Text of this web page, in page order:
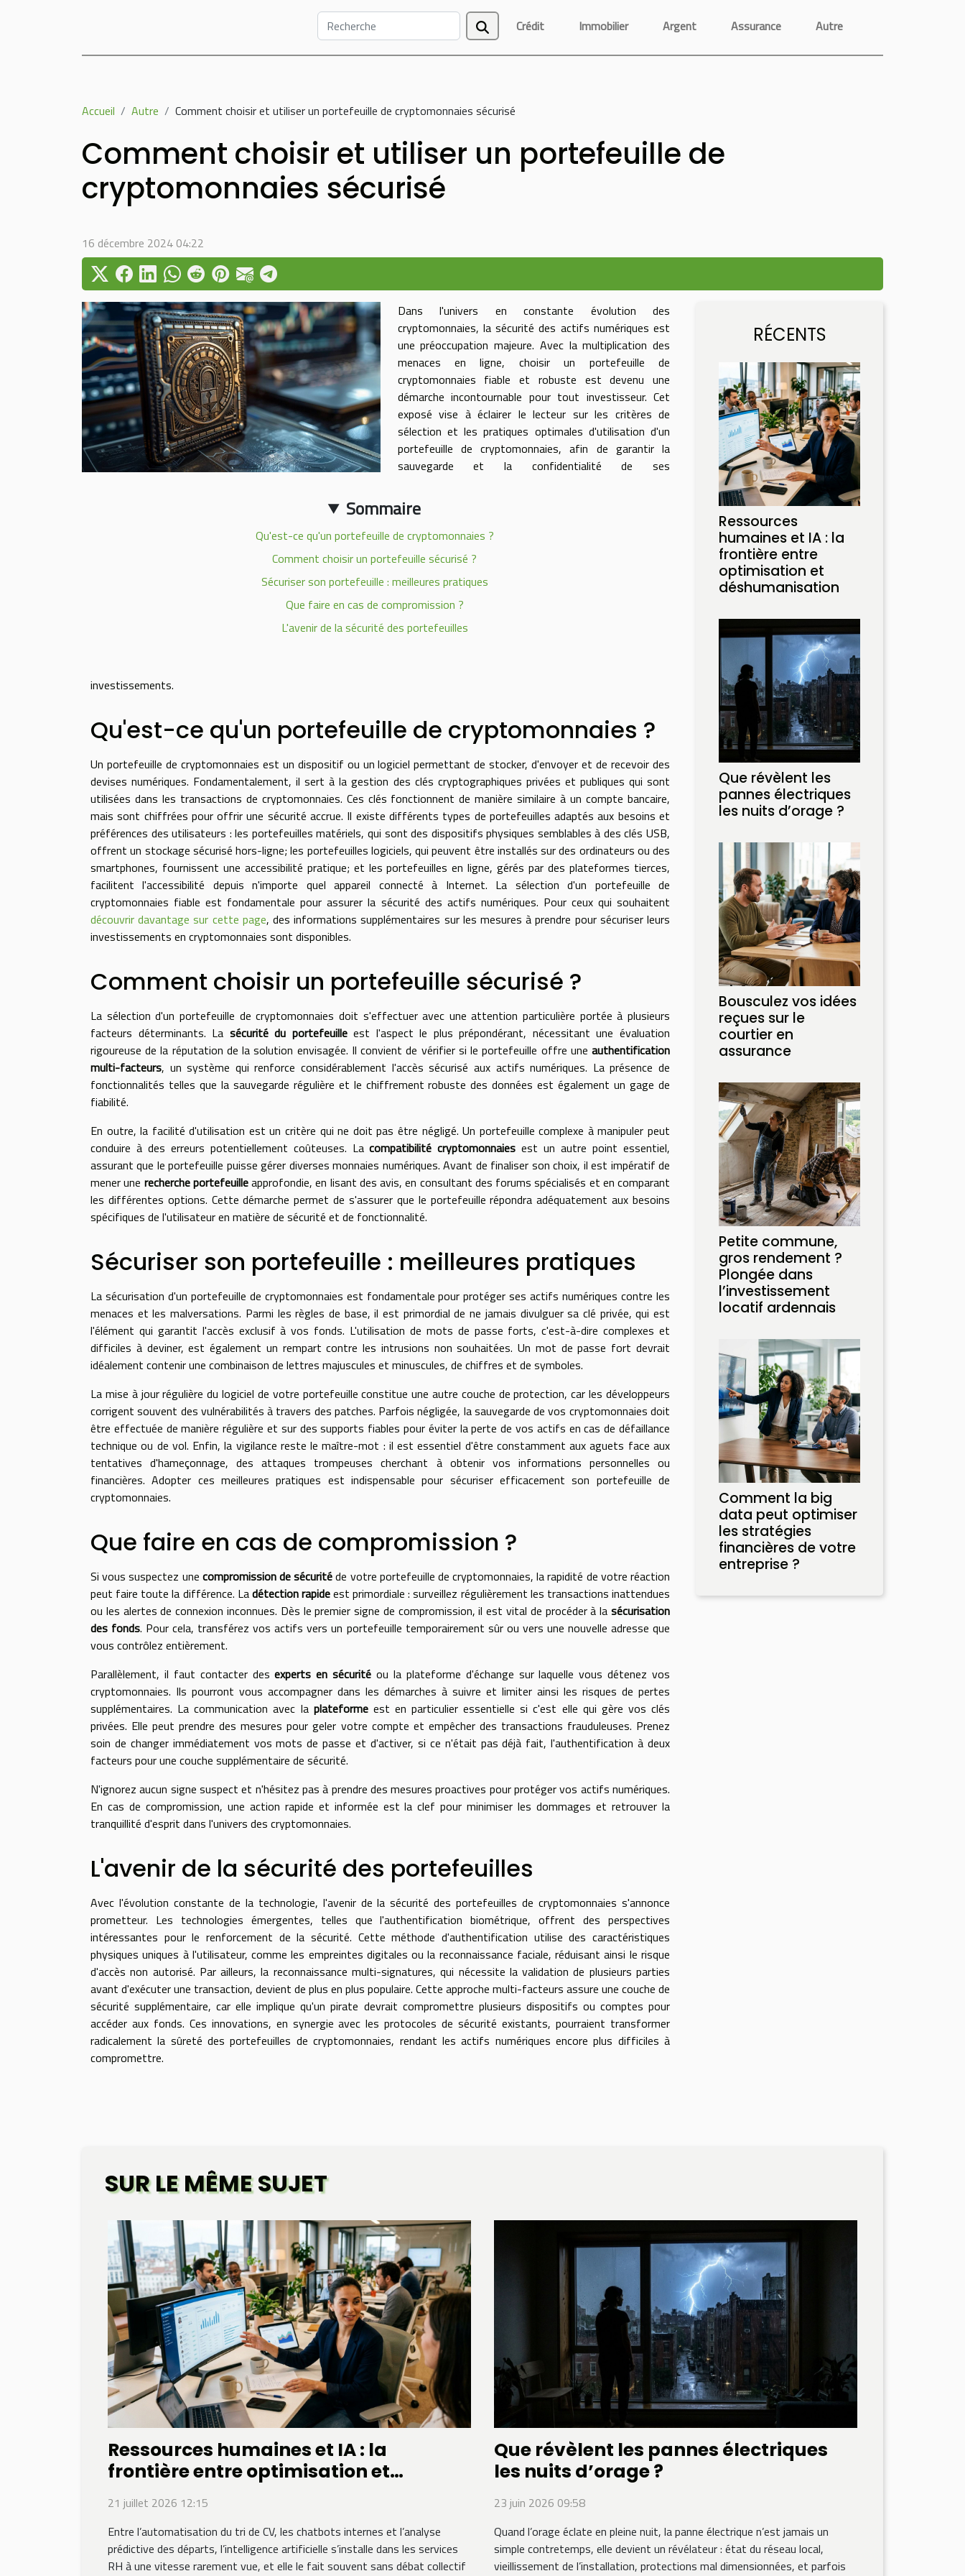
Crédit Immobilier Argent Assurance Autre
Accueil Autre Comment choisir et utiliser un portefeuille de cryptomonnaies sécurisé
Comment choisir et utiliser un portefeuille de
cryptomonnaies sécurisé
16 décembre 2024 04:22
Sommaire
Qu'est-ce qu'un portefeuille de cryptomonnaies ?
Comment choisir un portefeuille sécurisé ?
Sécuriser son portefeuille : meilleures pratiques
Que faire en cas de compromission ?
L'avenir de la sécurité des portefeuilles
Dans l'univers en constante évolution des
cryptomonnaies, la sécurité des actifs numériques est
une préoccupation majeure. Avec la multiplication des
menaces en ligne, choisir un portefeuille de
cryptomonnaies fiable et robuste est devenu une
démarche incontournable pour tout investisseur. Cet
exposé vise à éclairer le lecteur sur les critères de
sélection et les pratiques optimales d'utilisation d'un
portefeuille de cryptomonnaies, afin de garantir la
sauvegarde et la confidentialité de ses
investissements.
Qu'est-ce qu'un portefeuille de cryptomonnaies ?
Un portefeuille de cryptomonnaies est un dispositif ou un logiciel permettant de stocker, d'envoyer et de recevoir des
devises numériques. Fondamentalement, il sert à la gestion des clés cryptographiques privées et publiques qui sont
utilisées dans les transactions de cryptomonnaies. Ces clés fonctionnent de manière similaire à un compte bancaire,
mais sont chiffrées pour offrir une sécurité accrue. Il existe différents types de portefeuilles adaptés aux besoins et
préférences des utilisateurs : les portefeuilles matériels, qui sont des dispositifs physiques semblables à des clés USB,
offrent un stockage sécurisé hors-ligne; les portefeuilles logiciels, qui peuvent être installés sur des ordinateurs ou des
smartphones, fournissent une accessibilité pratique; et les portefeuilles en ligne, gérés par des plateformes tierces,
facilitent l'accessibilité depuis n'importe quel appareil connecté à Internet. La sélection d'un portefeuille de
cryptomonnaies fiable est fondamentale pour assurer la sécurité des actifs numériques. Pour ceux qui souhaitent
découvrir davantage sur cette page, des informations supplémentaires sur les mesures à prendre pour sécuriser leurs
investissements en cryptomonnaies sont disponibles.
Comment choisir un portefeuille sécurisé ?
La sélection d'un portefeuille de cryptomonnaies doit s'effectuer avec une attention particulière portée à plusieurs
facteurs déterminants. La sécurité du portefeuilleest l'aspect le plus prépondérant, nécessitant une évaluation
rigoureuse de la réputation de la solution envisagée. Il convient de vérifier si le portefeuille offre une authentification
multi-facteurs, un système qui renforce considérablement l'accès sécurisé aux actifs numériques. La présence de
fonctionnalités telles que la sauvegarde régulière et le chiffrement robuste des données est également un gage de
fiabilité.
En outre, la facilité d'utilisation est un critère qui ne doit pas être négligé. Un portefeuille complexe à manipuler peut
conduire à des erreurs potentiellement coûteuses. Lacompatibilité cryptomonnaies est un autre point essentiel,
assurant que le portefeuille puisse gérer diverses monnaies numériques. Avant de finaliser son choix, il est impératif de
mener une recherche portefeuilleapprofondie, en lisant des avis, en consultant des forums spécialisés et en comparant
les différentes options. Cette démarche permet de s'assurer que le portefeuille répondra adéquatement aux besoins
spécifiques de l'utilisateur en matière de sécurité et de fonctionnalité.
Sécuriser son portefeuille : meilleures pratiques
La sécurisation d'un portefeuille de cryptomonnaies est fondamentale pour protéger ses actifs numériques contre les
menaces et les malversations. Parmi les règles de base, il est primordial de ne jamais divulguer sa clé privée, qui est
l'élément qui garantit l'accès exclusif à vos fonds. L'utilisation de mots de passe forts, c'est-à-dire complexes et
difficiles à deviner, est également un rempart contre les intrusions non souhaitées. Un mot de passe fort devrait
idéalement contenir une combinaison de lettres majuscules et minuscules, de chiffres et de symboles.
La mise à jour régulière du logiciel de votre portefeuille constitue une autre couche de protection, car les développeurs
corrigent souvent des vulnérabilités à travers des patches. Parfois négligée, la sauvegarde de vos cryptomonnaies doit
être effectuée de manière régulière et sur des supports fiables pour éviter la perte de vos actifs en cas de défaillance
technique ou de vol. Enfin, la vigilance reste le maître-mot : il est essentiel d'être constamment aux aguets face aux
tentatives d'hameçonnage, des attaques trompeuses cherchant à obtenir vos informations personnelles ou
financières. Adopter ces meilleures pratiques est indispensable pour sécuriser efficacement son portefeuille de
cryptomonnaies.
Que faire en cas de compromission ?
Si vous suspectez une compromission de sécuritéde votre portefeuille de cryptomonnaies, la rapidité de votre réaction
peut faire toute la différence. Ladétection rapideest primordiale : surveillez régulièrement les transactions inattendues
ou les alertes de connexion inconnues. Dès le premier signe de compromission, il est vital de procéder à la sécurisation
des fonds. Pour cela, transférez vos actifs vers un portefeuille temporairement sûr ou vers une nouvelle adresse que
vous contrôlez entièrement.
Parallèlement, il faut contacter desexperts en sécurité ou la plateforme d'échange sur laquelle vous détenez vos
cryptomonnaies. Ils pourront vous accompagner dans les démarches à suivre et limiter ainsi les risques de pertes
supplémentaires. La communication avec la plateformeest en particulier essentielle si c'est elle qui gère vos clés
privées. Elle peut prendre des mesures pour geler votre compte et empêcher des transactions frauduleuses. Prenez
soin de changer immédiatement vos mots de passe et d'activer, si ce n'était pas déjà fait, l'authentification à deux
facteurs pour une couche supplémentaire de sécurité.
N'ignorez aucun signe suspect et n'hésitez pas à prendre des mesures proactives pour protéger vos actifs numériques.
En cas de compromission, une action rapide et informée est la clef pour minimiser les dommages et retrouver la
tranquillité d'esprit dans l'univers des cryptomonnaies.
L'avenir de la sécurité des portefeuilles
Avec l'évolution constante de la technologie, l'avenir de la sécurité des portefeuilles de cryptomonnaies s'annonce
prometteur. Les technologies émergentes, telles que l'authentification biométrique, offrent des perspectives
intéressantes pour le renforcement de la sécurité. Cette méthode d'authentification utilise des caractéristiques
physiques uniques à l'utilisateur, comme les empreintes digitales ou la reconnaissance faciale, réduisant ainsi le risque
d'accès non autorisé. Par ailleurs, la reconnaissance multi-signatures, qui nécessite la validation de plusieurs parties
avant d'exécuter une transaction, devient de plus en plus populaire. Cette approche multi-facteurs assure une couche de
sécurité supplémentaire, car elle implique qu'un pirate devrait compromettre plusieurs dispositifs ou comptes pour
accéder aux fonds. Ces innovations, en synergie avec les protocoles de sécurité existants, pourraient transformer
radicalement la sûreté des portefeuilles de cryptomonnaies, rendant les actifs numériques encore plus difficiles à
compromettre.
RÉCENTS
Ressources
humaines et IA : la
frontière entre
optimisation et
déshumanisation
Que révèlent les
pannes électriques
les nuits d’orage ?
Bousculez vos idées
reçues sur le
courtier en
assurance
Petite commune,
gros rendement ?
Plongée dans
l’investissement
locatif ardennais
Comment la big
data peut optimiser
les stratégies
financières de votre
entreprise ?
SUR LE MÊME SUJET
Ressources humaines et IA : la
frontière entre optimisation et
déshumanisation
21 juillet 2026 12:15
Entre l’automatisation du tri de CV, les chatbots internes et l’analyse
prédictive des départs, l’intelligence artificielle s’installe dans les services
RH à une vitesse rarement vue, et elle le fait souvent sans débat collectif
Que révèlent les pannes électriques
les nuits d’orage ?
23 juin 2026 09:58
Quand l’orage éclate en pleine nuit, la panne électrique n’est jamais un
simple contretemps, elle devient un révélateur : état du réseau local,
vieillissement de l’installation, protections mal dimensionnées, et parfois